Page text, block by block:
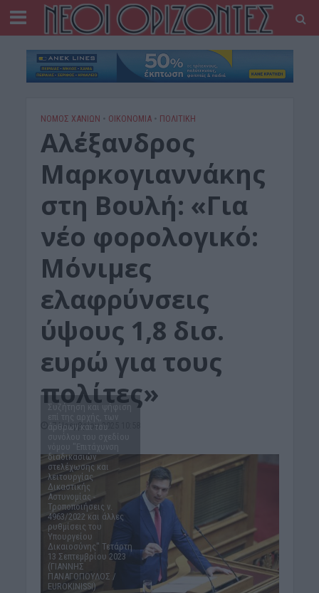
ΝΟΜΌΣ ΧΑΝΊΩΝ • ΟΙΚΟΝΟΜΙΑ • ΠΟΛΙΤΙΚΗ
Αλέξανδρος
Μαρκογιαννάκης
στη Βουλή: «Για
νέο φορολογικό:
Μόνιμες
ελαφρύνσεις
ύψους 1,8 δισ.
ευρώ για τους
πολίτες»
7 Νοεμβρίου 2025 10:58
άρθρων και του
διαδικασιών
στελέχωσης και
λειτουργίας
Δικαστικής
Αστυνομίας -
Τροποποιήσεις ν.
4963/2022 και άλλες
ρυθμίσεις του
Υπουργείου
Δικαιοσύνης" Τετάρτη
13 Σεπτεμβρίου 2023
(ΓΙΑΝΝΗΣ
ΠΑΝΑΓΟΠΟΥΛΟΣ /
EUROKINISSI)